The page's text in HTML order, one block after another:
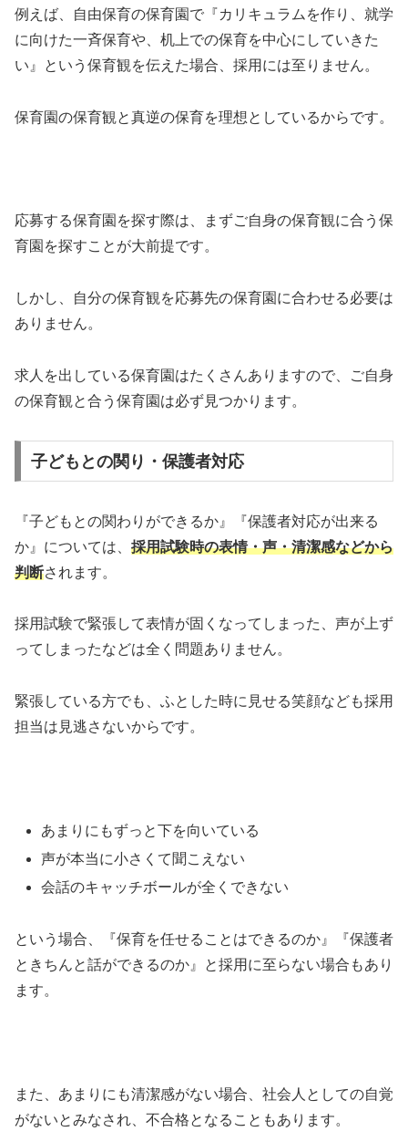
例えば、自由保育の保育園で『カリキュラムを作り、就学
に向けた一斉保育や、机上での保育を中心にしていきた
い』という保育観を伝えた場合、採用には至りません。
保育園の保育観と真逆の保育を理想としているからです。
応募する保育園を探す際は、まずご自身の保育観に合う保
育園を探すことが大前提です。
しかし、自分の保育観を応募先の保育園に合わせる必要は
ありません。
求人を出している保育園はたくさんありますので、ご自身
の保育観と合う保育園は必ず見つかります。
子どもとの関り・保護者対応
『子どもとの関わりができるか』『保護者対応が出来る
か』については、 採用試験時の表情・声・清潔感などから
判断されます。
採用試験で緊張して表情が固くなってしまった、声が上ず
ってしまったなどは全く問題ありません。
緊張している方でも、ふとした時に見せる笑顔なども採用
担当は見逃さないからです。
あまりにもずっと下を向いている
声が本当に小さくて聞こえない
会話のキャッチボールが全くできない
という場合、『保育を任せることはできるのか』『保護者
ときちんと話ができるのか』と採用に至らない場合もあり
ます。
また、あまりにも清潔感がない場合、社会人としての自覚
がないとみなされ、不合格となることもあります。